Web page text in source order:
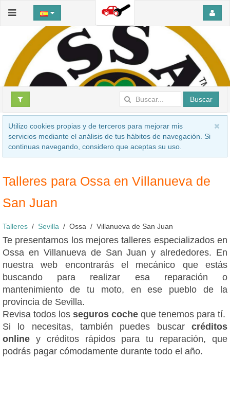
Buscar
Utilizo cookies propias y de terceros para mejorar mis
servicios mediante el análisis de tus hábitos de navegación. Si
continuas navegando, considero que aceptas su uso.
Talleres para Ossa en Villanueva de
San Juan
Talleres Sevilla Ossa Villanueva de San Juan
Te presentamos los mejores talleres especializados en
Ossa en Villanueva de San Juan y alrededores. En
nuestra web encontrarás el mecánico que estás
buscando para realizar esa reparación o
mantenimiento de tu moto, en ese pueblo de la
provincia de Sevilla.
Revisa todos los seguros coche que tenemos para tí.
Si lo necesitas, también puedes buscar créditos
online y créditos rápidos para tu reparación, que
podrás pagar cómodamente durante todo el año.